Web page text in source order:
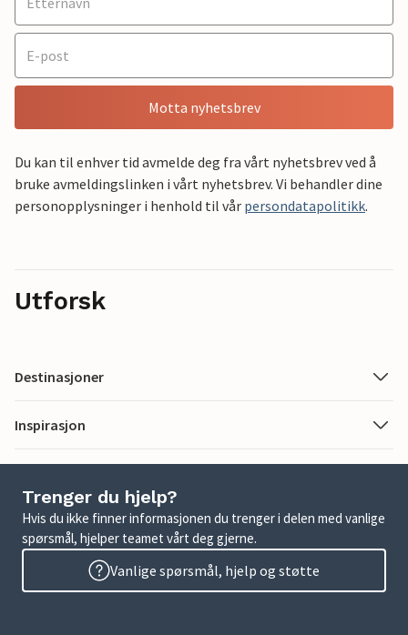
Motta nyhetsbrev
Du kan til enhver tid avmelde deg fra vårt nyhetsbrev ved å
bruke avmeldingslinken i vårt nyhetsbrev. Vi behandler dine
personopplysninger i henhold til vår persondatapolitikk.
Utforsk
Destinasjoner
Inspirasjon
Trenger du hjelp?
Hvis du ikke finner informasjonen du trenger i delen med vanlige
spørsmål, hjelper teamet vårt deg gjerne.
Vanlige spørsmål, hjelp og støtte